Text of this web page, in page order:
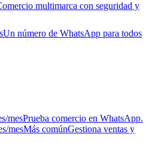
multimarca con seguridad y
Un número de WhatsApp para todos
mesPrueba comercio en WhatsApp.
mesMás comúnGestiona ventas y